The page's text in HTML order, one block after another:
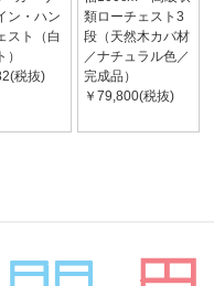
ン・ハン
スト（白
税抜)
類ローチェスト3
段（天然木カバ材
／ナチュラル色／
完成品）
￥79,800(税抜)